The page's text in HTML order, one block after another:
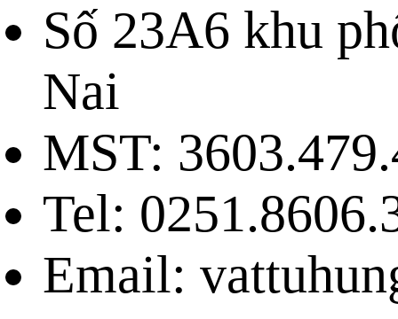
Số 23A6 khu
Nai
MST:
Tel:
Email: